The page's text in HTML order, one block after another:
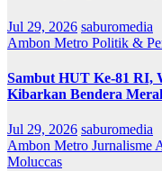
Jul 29, 2026 saburomedia
Ambon Metro Politik &
Sambut HUT Ke-81 RI,
Kibarkan Bendera
Jul 29, 2026 saburomedia
Ambon Metro Jurnalisme
Moluccas